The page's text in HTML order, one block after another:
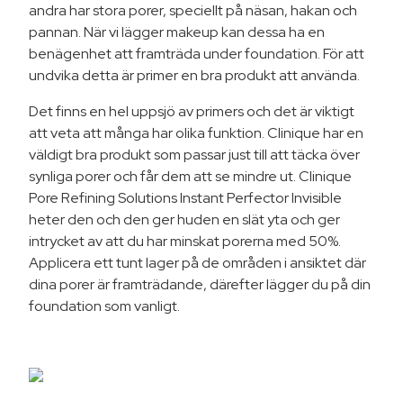
andra har stora porer, speciellt på näsan, hakan och
pannan. När vi lägger makeup kan dessa ha en
benägenhet att framträda under foundation. För att
undvika detta är primer en bra produkt att använda.
Det finns en hel uppsjö av primers och det är viktigt
att veta att många har olika funktion. Clinique har en
väldigt bra produkt som passar just till att täcka över
synliga porer och får dem att se mindre ut. Clinique
Pore Refining Solutions Instant Perfector Invisible
heter den och den ger huden en slät yta och ger
intrycket av att du har minskat porerna med 50%.
Applicera ett tunt lager på de områden i ansiktet där
dina porer är framträdande, därefter lägger du på din
foundation som vanligt.